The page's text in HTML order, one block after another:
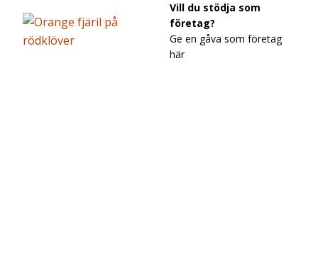
Vill du stödja som
företag?
Ge en gåva som företag
här